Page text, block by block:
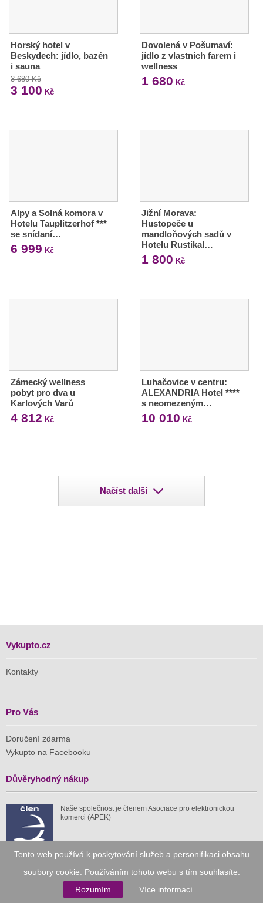
Tento web používá k poskytování služeb a personifikaci obsahu
soubory cookie. Používáním tohoto webu s tím souhlasíte.
Rozumím
Více informací
Horský hotel v
Beskydech: jídlo, bazén
i sauna
3 680 Kč
3 100 Kč
Dovolená v Pošumaví:
jídlo z vlastních farem i
wellness
1 680 Kč
Alpy a Solná komora v
Hotelu Tauplitzerhof ***
se snídaní…
6 999 Kč
Jižní Morava:
Hustopeče u
mandloňových sadů v
Hotelu Rustikal…
1 800 Kč
Zámecký wellness
pobyt pro dva u
Karlových Varů
4 812 Kč
Luhačovice v centru:
ALEXANDRIA Hotel ****
s neomezeným…
10 010 Kč
Načíst další
Vykupto.cz
Kontakty
Pro Vás
Doručení zdarma
Vykupto na Facebooku
Důvěryhodný nákup
Naše společnost je členem Asociace pro elektronickou
komerci (APEK)
Již od roku 2010